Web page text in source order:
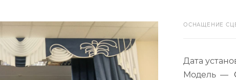
ОСНАЩЕНИЕ
Дата
Модель —